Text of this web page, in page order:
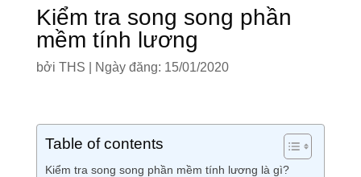
Kiểm tra song song phần
mềm tính lương
bởi THS Ngày đăng: 15/01/2020
Table of contents
Kiểm tra song song phần mềm tính lương là gì?